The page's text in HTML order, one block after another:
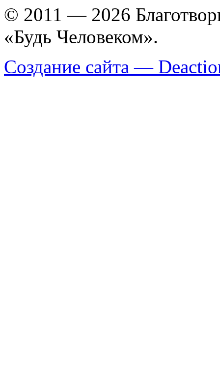
© 2011 — 2026
«Будь Человеком».
Создание сайта —